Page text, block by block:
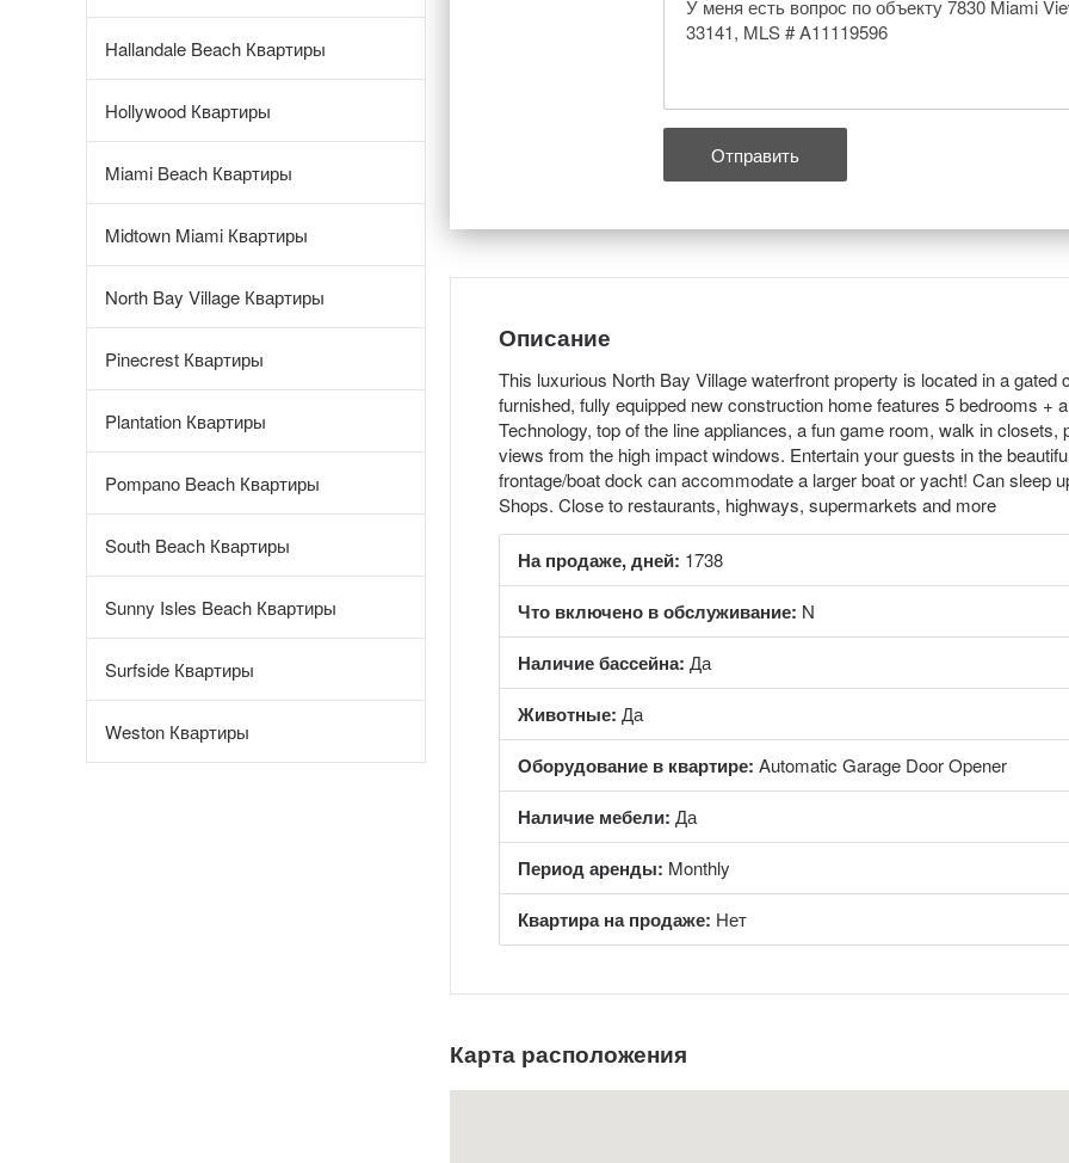
Hallandale Beach Квартиры
Hollywood Квартиры
Miami Beach Квартиры
Midtown Miami Квартиры
North Bay Village Квартиры
Pinecrest Квартиры
Plantation Квартиры
Pompano Beach Квартиры
South Beach Квартиры
Sunny Isles Beach Квартиры
Surfside Квартиры
Weston Квартиры
Описание
This luxurious North Bay Village waterfront property is located in a
furnished, fully equipped new construction home features 5 bedrooms +
Technology, top of the line appliances, a fun game room, walk in
views from the high impact windows. Entertain your guests in the
frontage/boat dock can accommodate a larger boat or yacht! Can sleep
Shops. Close to restaurants, highways, supermarkets and more
На продаже, дней: 1738
Что включено в обслуживание: N
Наличие бассейна: Да
Животные: Да
Оборудование в квартире: Automatic Garage Door Opener
Наличие мебели: Да
Период аренды: Monthly
Квартира на продаже: Нет
Карта расположения